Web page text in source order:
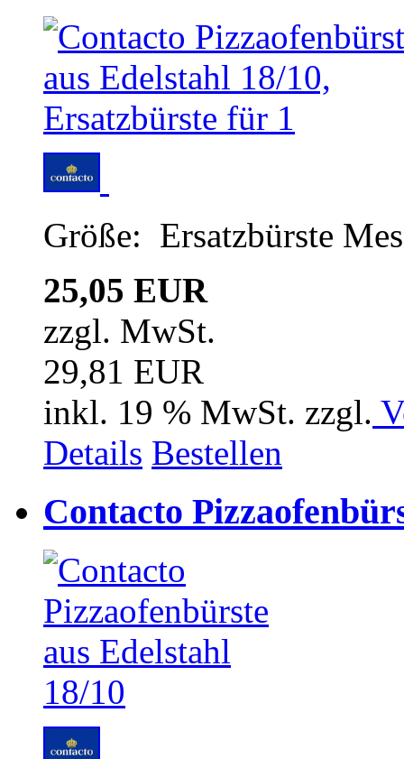
Größe: Ersatzbürste
25,05 EUR
zzgl. MwSt.
29,81 EUR
inkl. 19 % MwSt. zzgl.
Details Bestellen
Contacto